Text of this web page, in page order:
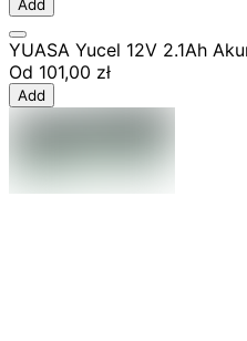
Add
YUASA Yucel 12V 2.1Ah
Od 101,00 zł
Add